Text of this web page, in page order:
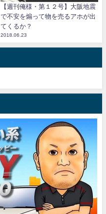
【週刊俺様・第１２号】大阪地震
で不安を煽って物を売るアホが出
てくるか？
2018.06.23